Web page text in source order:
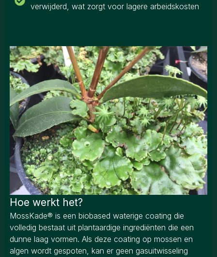
verwijderd, wat zorgt voor lagere arbeidskosten
Hoe werkt het?
MossKade® is een biobased waterige coating die
volledig bestaat uit plantaardige ingrediënten die een
dunne laag vormen. Als deze coating op mossen en
algen wordt gespoten, kan er geen gasuitwisseling